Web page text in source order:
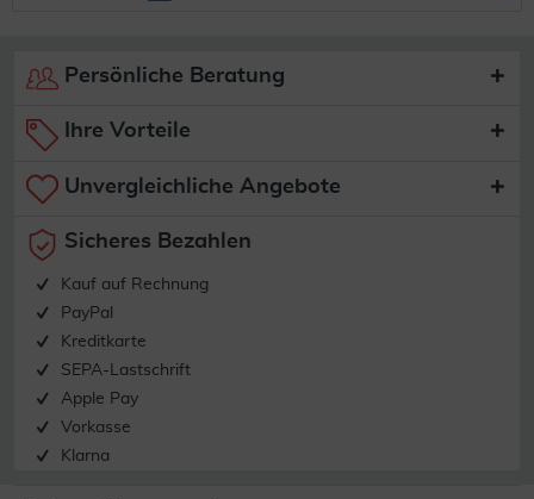
Persönliche Beratung
Ihre Vorteile
Unvergleichliche Angebote
Sicheres Bezahlen
Kauf auf Rechnung
PayPal
Kreditkarte
SEPA-Lastschrift
Apple Pay
Vorkasse
Klarna